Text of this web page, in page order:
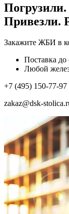
Погрузили.
Привезли.
Закажите ЖБИ в
Поставка до
Любой
+7 (495) 150-77-97
zakaz@dsk-